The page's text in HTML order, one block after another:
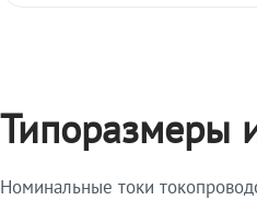
Типоразмеры
Номинальные токи